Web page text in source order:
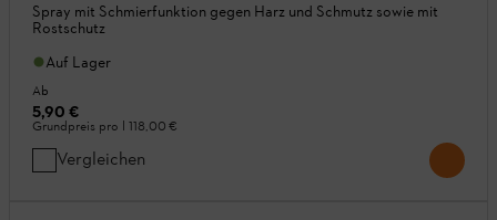
Spray mit Schmierfunktion gegen Harz und Schmutz sowie mit
Rostschutz
Auf Lager
Ab
5,90 €
Grundpreis pro l 118,00 €
Vergleichen